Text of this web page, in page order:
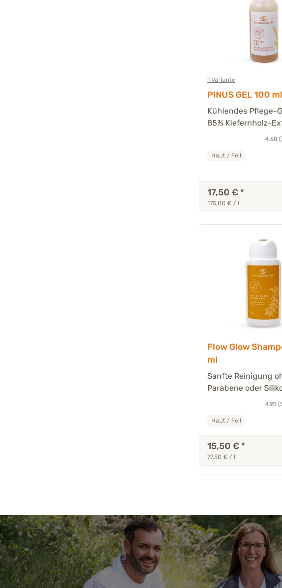
1 Variante
PINUS GEL 100 ml
Kühlendes Pflege-
85% Kiefernholz-
4.68
Haut / Fell
17,50 € *
175,00 € / l
Flow Glow
ml
Sanfte Reinigung
Parabene oder
4.95
Haut / Fell
15,50 € *
77,50 € / l